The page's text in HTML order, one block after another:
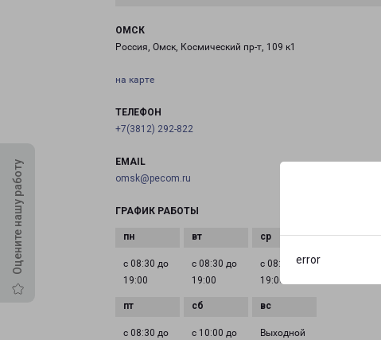
error
Оцените нашу работу
ОМСК
Россия, Омск, Космический пр-т, 109 к1
на карте
ТЕЛЕФОН
+7(3812) 292-822
EMAIL
omsk@pecom.ru
ГРАФИК РАБОТЫ
с 08:30 до
19:00
с 08:30 до
19:00
с 08:30 до
19:00
с 08:30 до
с 10:00 до
Выходной